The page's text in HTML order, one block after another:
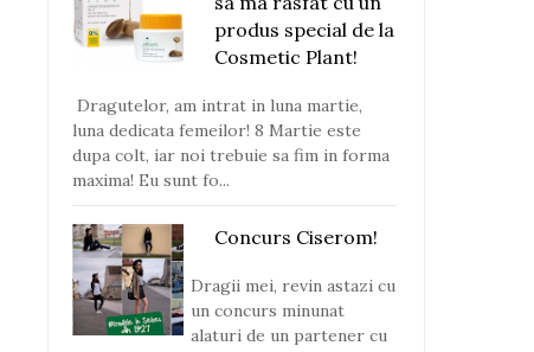
produs special de la
Cosmetic Plant!
Dragutelor, am intrat in luna martie,
luna dedicata femeilor! 8 Martie este
dupa colt, iar noi trebuie sa fim in forma
maxima! Eu sunt fo...
Concurs Ciserom!
Dragii mei, revin astazi cu
un concurs minunat
alaturi de un partener cu